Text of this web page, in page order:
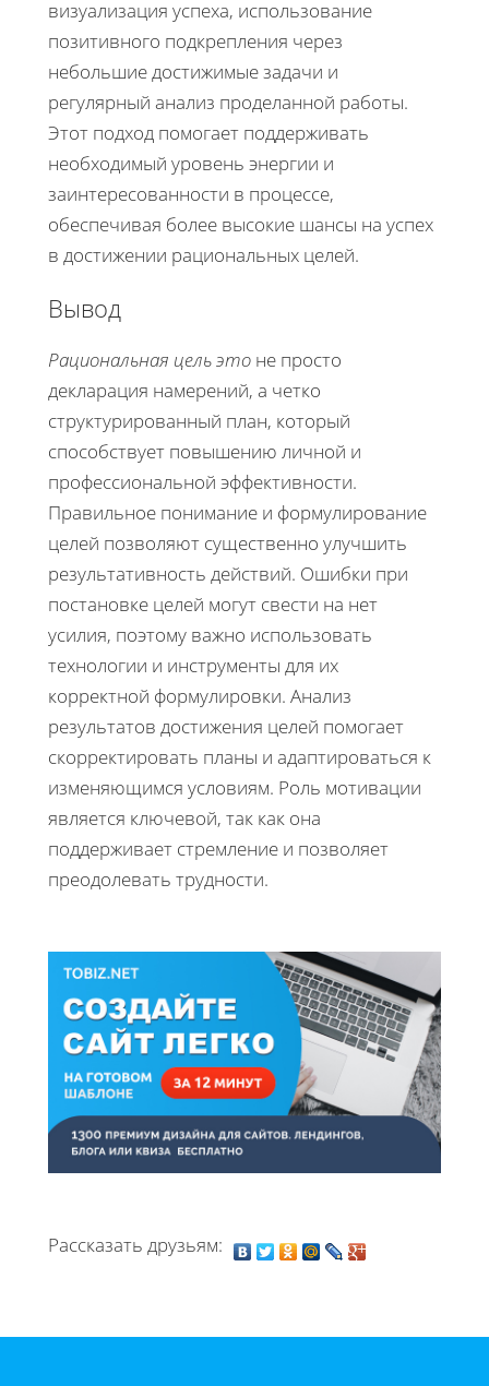
визуализация успеха, использование
позитивного подкрепления через
небольшие достижимые задачи и
регулярный анализ проделанной работы.
Этот подход помогает поддерживать
необходимый уровень энергии и
заинтересованности в процессе,
обеспечивая более высокие шансы на успех
в достижении рациональных целей.
Вывод
Рациональная цель это не просто
декларация намерений, а четко
структурированный план, который
способствует повышению личной и
профессиональной эффективности.
Правильное понимание и формулирование
целей позволяют существенно улучшить
результативность действий. Ошибки при
постановке целей могут свести на нет
усилия, поэтому важно использовать
технологии и инструменты для их
корректной формулировки. Анализ
результатов достижения целей помогает
скорректировать планы и адаптироваться к
изменяющимся условиям. Роль мотивации
является ключевой, так как она
поддерживает стремление и позволяет
преодолевать трудности.
Рассказать друзьям: